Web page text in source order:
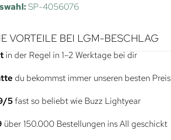
SP-4056076
VORTEILE BEI LGM-BESCHLAG
in der Regel in 1–2 Werktage bei dir
du bekommst immer unseren besten Preis
5fast so beliebt wie Buzz Lightyear
über 150.000 Bestellungen ins All geschickt